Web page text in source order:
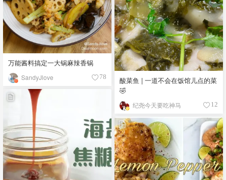
万能酱料搞定一大锅麻辣香锅
SandyJlove 78
酸菜鱼 | 一道不会在饭馆儿点的菜
🤣
纪尧今天要吃神马 12